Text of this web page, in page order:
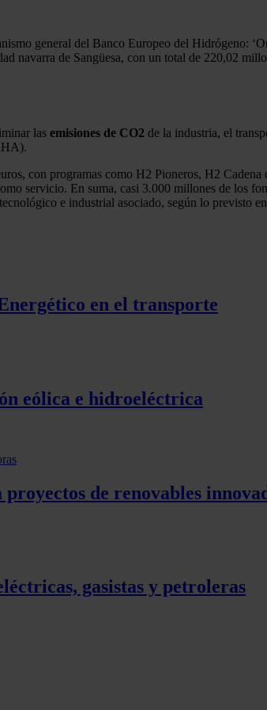
general del Banco Europeo del Hidrógeno:
de Sangüesa, con un total de 220,02
las emisiones de CO2 de la industria, el
con programas como H2 Pioneros, H2
servicio. En suma, casi 3.000 millones de los
e industrial asociado, según lo previsto
en el transporte
eólica e hidroeléctrica
de renovables
gasistas y petroleras